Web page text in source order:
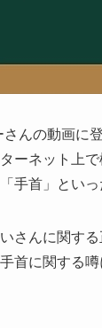
さんの動画に
ーネット上
手首」とい
さんに関す
首に関する